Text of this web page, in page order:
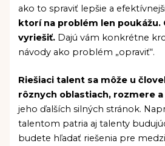
ako to spraviť lepšie a
ktorí na problém len poukážu.
vyriešiť. Dajú vám konkrétne
návody ako problém „opraviť“.
Riešiaci talent sa môže u
rôznych oblastiach, rozmere
jeho ďalších silných stránok.
talentom patria aj talenty
budete hľadať riešenia pre